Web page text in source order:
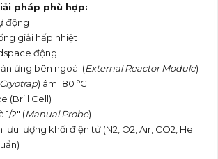
pháp phù hợp:
động
giải hấp nhiệt
động
ứng bên ngoài (External Reactor Module)
Cryotrap) âm 180 oC
(Brill Cell)
1/2" (Manual Probe)
lưu lượng khối điện tử (N2, O2, Air, CO2, He